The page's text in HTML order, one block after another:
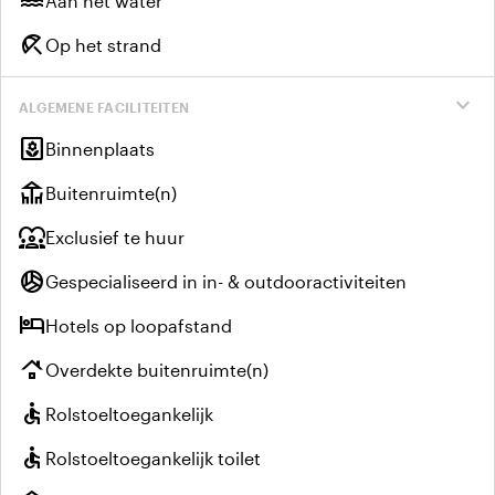
beach_access Op het strand
expand_more
ALGEMENE FACILITEITEN
yardBinnenplaats
deckBuitenruimte(n)
diversity_1Exclusief te huur
sports_volleyballGespecialiseerd in in- & outdooractiviteiten
hotelHotels op loopafstand
roofingOverdekte buitenruimte(n)
accessible Rolstoeltoegankelijk
accessible Rolstoeltoegankelijk toilet